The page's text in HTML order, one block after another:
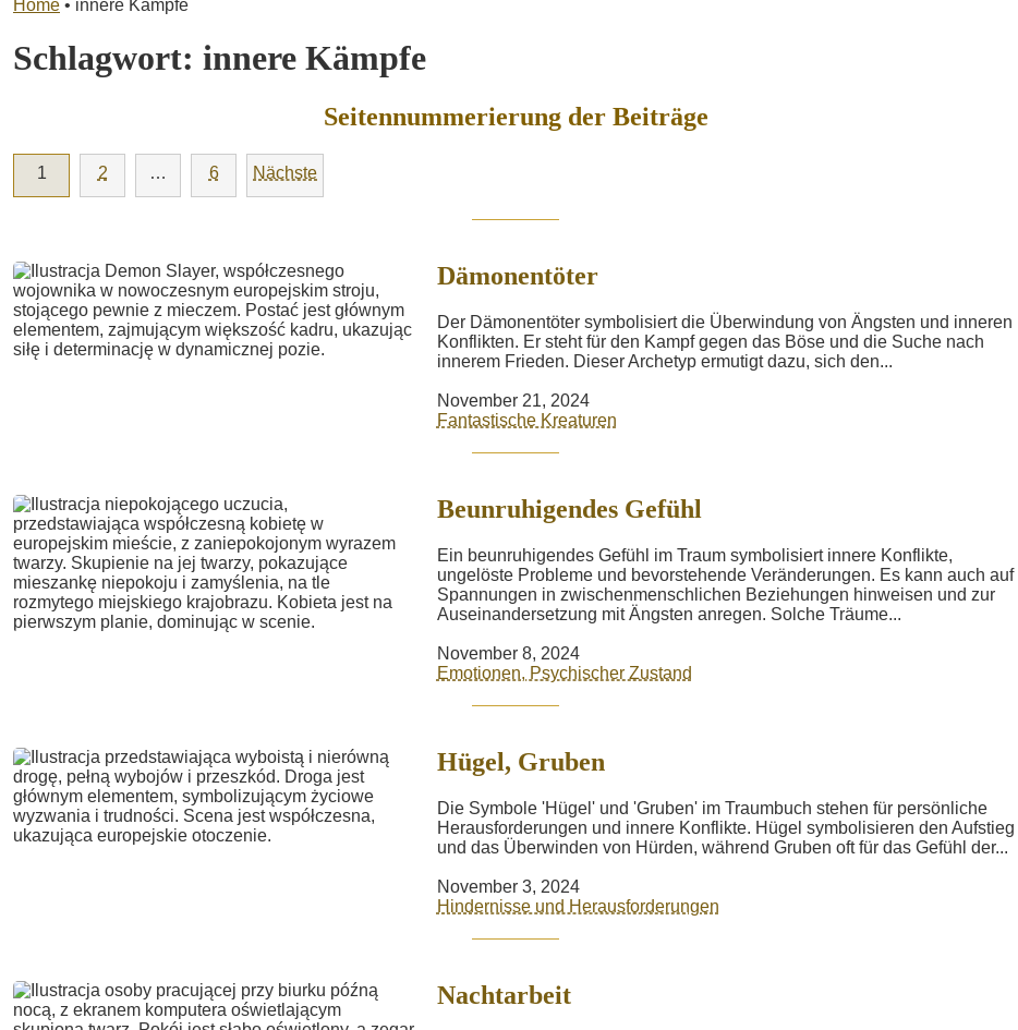
Home • innere Kämpfe
Schlagwort: innere Kämpfe
Seitennummerierung der Beiträge
1 2 … 6 Nächste
Dämonentöter
Der Dämonentöter symbolisiert die Überwindung von Ängsten und inneren
Konflikten. Er steht für den Kampf gegen das Böse und die Suche nach
innerem Frieden. Dieser Archetyp ermutigt dazu, sich den...
November 21, 2024
Fantastische Kreaturen
Beunruhigendes Gefühl
Ein beunruhigendes Gefühl im Traum symbolisiert innere Konflikte,
ungelöste Probleme und bevorstehende Veränderungen. Es kann auch auf
Spannungen in zwischenmenschlichen Beziehungen hinweisen und zur
Auseinandersetzung mit Ängsten anregen. Solche Träume...
November 8, 2024
Emotionen, Psychischer Zustand
Hügel, Gruben
Die Symbole 'Hügel' und 'Gruben' im Traumbuch stehen für persönliche
Herausforderungen und innere Konflikte. Hügel symbolisieren den Aufstieg
und das Überwinden von Hürden, während Gruben oft für das Gefühl der...
November 3, 2024
Hindernisse und Herausforderungen
Nachtarbeit